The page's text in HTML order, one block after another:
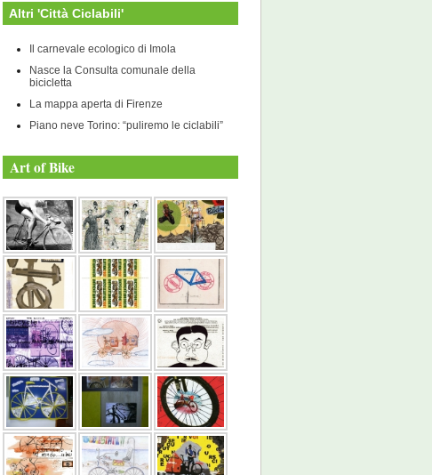
Altri 'Città Ciclabili'
Il carnevale ecologico di Imola
Nasce la Consulta comunale della
bicicletta
La mappa aperta di Firenze
Piano neve Torino: “puliremo le ciclabili”
Art of Bike